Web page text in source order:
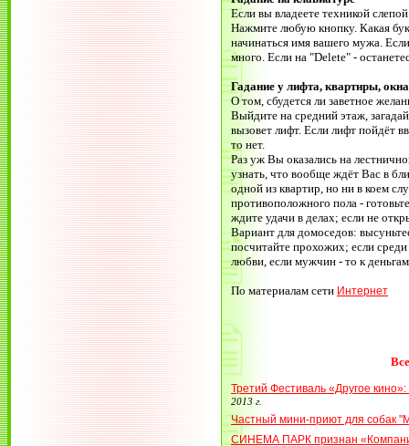
Если вы владеете техникой
Нажмите любую кнопку. Какая
начинаться имя вашего мужа.
много. Если на "Delete" -
Гадание у лифта, квартиры, окна
О том, сбудется ли заветное
Выйдите на средний этаж,
вызовет лифт. Если лифт пойдёт
то нет.
Раз уж Вы оказались на
узнать, что вообще ждёт Вас в
одной из квартир, но ни в коем
противоположного пола -
ждите удачи в делах; если не
Вариант для домоседов:
посчитайте прохожих; если
любви, если мужчин - то к
По материалам сети Интернет
Третий Фестиваль «Другое
2013 г.
Частный мини-приют для собак
СИНЕМА ПАРК признан